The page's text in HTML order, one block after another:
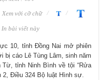
Xem với cỡ chữ
In bài viết này
10, tỉnh Đồng Nai mở phiên
cáo Lê Tùng Lâm, sinh năm
tỉnh Ninh Bình về tội “Rửa
2, Điều 324 Bộ luật Hình sự.